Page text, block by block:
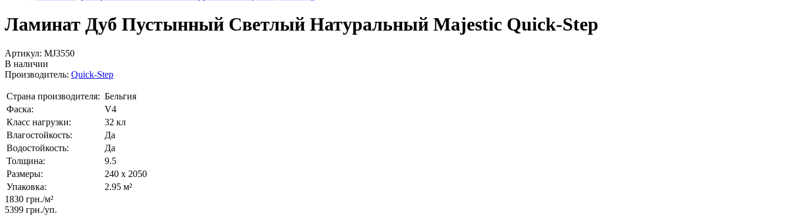
Ламинат Дуб Пустынный Светлый Натуральный Majestic Quick-Step
Артикул: MJ3550
В наличии
Производитель: Quick-Step
Страна производителя: Бельгия
Фаска:
V4
Класс нагрузки:
32 кл
Влагостойкость:
Да
Водостойкость:
Да
Толщина:
9.5
Размеры:
240 x 2050
Упаковка:
2.95 м²
1830 грн./м²
5399 грн./уп.